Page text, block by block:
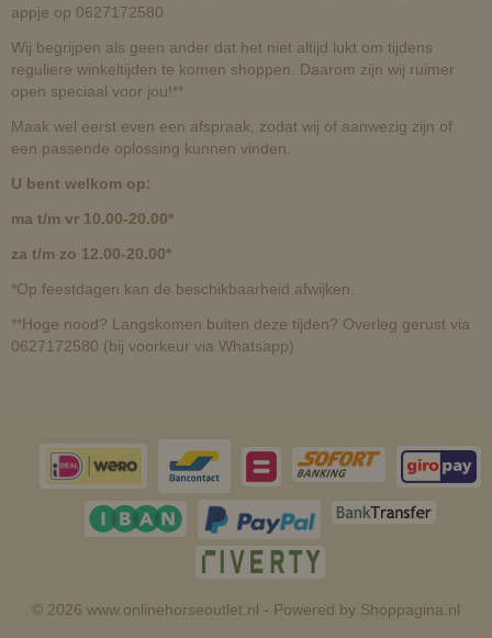
appje op 0627172580
Wij begrijpen als geen ander dat het niet altijd lukt om tijdens
reguliere winkeltijden te komen shoppen. Daarom zijn wij ruimer
open speciaal voor jou!**
Maak wel eerst even een afspraak, zodat wij of aanwezig zijn of
een passende oplossing kunnen vinden.
U bent welkom op:
ma t/m vr 10.00-20.00*
za t/m zo 12.00-20.00*
*Op feestdagen kan de beschikbaarheid afwijken.
**Hoge nood? Langskomen buiten deze tijden? Overleg gerust via
0627172580 (bij voorkeur via Whatsapp)
© 2026 www.onlinehorseoutlet.nl - Powered by Shoppagina.nl